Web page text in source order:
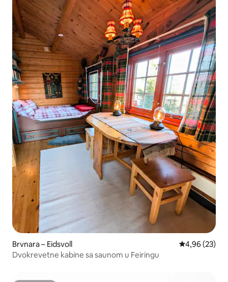
Brvnara – Eidsvoll Prosječna
4,96 (23)
Dvokrevetne kabine sa saunom u Feiringu